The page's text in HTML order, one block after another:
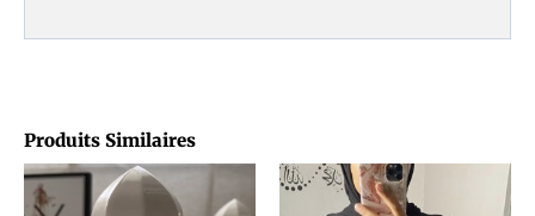
Produits Similaires